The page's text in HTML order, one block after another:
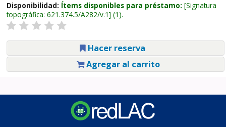
Disponibilidad: Ítems disponibles para préstamo: Signatura
topográfica: 621.374.5/A282/v.1 (1).
Hacer reserva
Agregar al carrito